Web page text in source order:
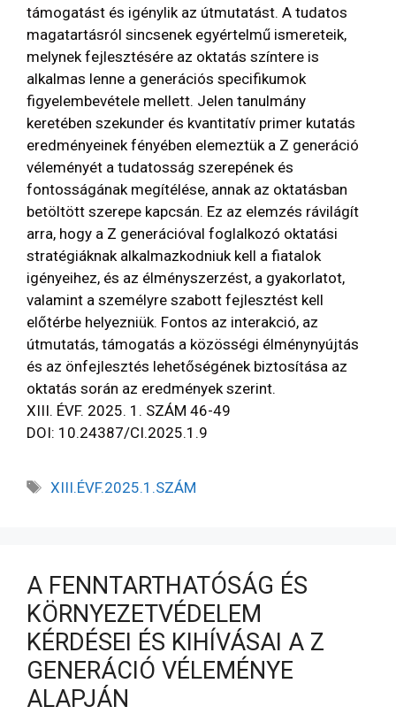
támogatást és igénylik az útmutatást. A tudatos
magatartásról sincsenek egyértelmű ismereteik,
melynek fejlesztésére az oktatás színtere is
alkalmas lenne a generációs specifikumok
figyelembevétele mellett. Jelen tanulmány
keretében szekunder és kvantitatív primer kutatás
eredményeinek fényében elemeztük a Z generáció
véleményét a tudatosság szerepének és
fontosságának megítélése, annak az oktatásban
betöltött szerepe kapcsán. Ez az elemzés rávilágít
arra, hogy a Z generációval foglalkozó oktatási
stratégiáknak alkalmazkodniuk kell a fiatalok
igényeihez, és az élményszerzést, a gyakorlatot,
valamint a személyre szabott fejlesztést kell
előtérbe helyezniük. Fontos az interakció, az
útmutatás, támogatás a közösségi élménynyújtás
és az önfejlesztés lehetőségének biztosítása az
oktatás során az eredmények szerint.
XIII. ÉVF. 2025. 1. SZÁM 46-49
DOI: 10.24387/CI.2025.1.9
XIII.ÉVF.2025.1.SZÁM
A FENNTARTHATÓSÁG ÉS
KÖRNYEZETVÉDELEM
KÉRDÉSEI ÉS KIHÍVÁSAI A Z
GENERÁCIÓ VÉLEMÉNYE
ALAPJÁN